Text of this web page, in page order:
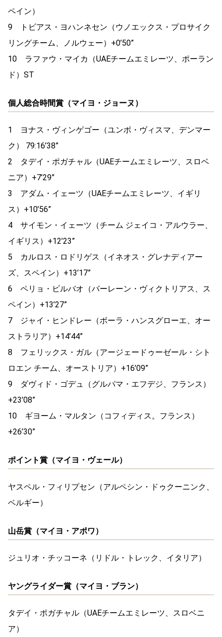
ペイン）
9 トビアス・ヨハンネセン（ウノエックス・プロサイク
リングチーム、ノルウェー）+0’50”
10 ラファウ・マイカ（UAEチームエミレーツ、ポーラン
ド）ST
個人総合時間賞（マイヨ・ジョーヌ）
1 ヨナス・ヴィンゲゴー（ユンボ・ヴィスマ、デンマー
ク） 79:16’38”
2 タデイ・ポガチャル（UAEチームエミレーツ、スロベ
ニア）+7’29”
3 アダム・イェーツ（UAEチームエミレーツ、イギリ
ス）+10’56”
4 サイモン・イェーツ（チーム ジェイコ・アルウラー、
イギリス）+12’23”
5 カルロス・ロドリゲス（イネオス・グレナディアー
ズ、スペイン）+13’17”
6 ペリョ・ビルバオ（バーレーン・ヴィクトリアス、ス
ペイン）+13’27”
7 ジャイ・ヒンドレー（ボーラ・ハンスグローエ、オー
ストラリア）+14’44”
8 フェリックス・ガル（アージェードゥーゼール・シト
ロエン チーム、オーストリア）+16’09”
9 ダヴィド・ゴデュ（グルパマ・エフデジ、フランス）
+23’08”
10 ギヨーム・マルタン（コフィディス。フランス）
+26’30”
ポイント賞（マイヨ・ヴェール）
ヤスペル・フィリプセン（アルペシン・ドゥクーニンク、
ベルギー）
山岳賞（マイヨ・アポワ）
ジュリオ・チッコーネ（リドル・トレック、イタリア）
ヤングライダー賞（マイヨ・ブラン）
タデイ・ポガチャル（UAEチームエミレーツ、スロベニ
ア）